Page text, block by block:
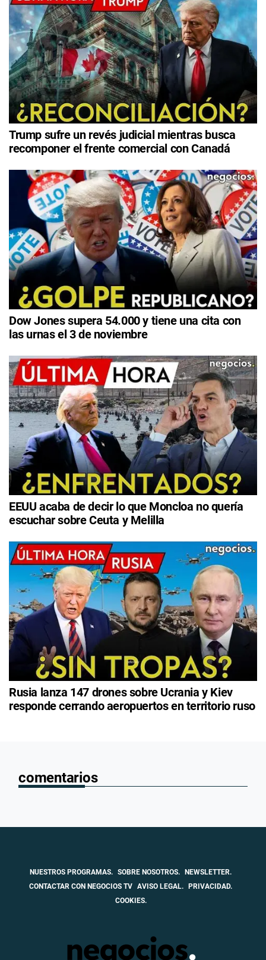
Trump sufre un revés judicial mientras busca
recomponer el frente comercial con Canadá
Dow Jones supera 54.000 y tiene una cita con
las urnas el 3 de noviembre
EEUU acaba de decir lo que Moncloa no quería
escuchar sobre Ceuta y Melilla
Rusia lanza 147 drones sobre Ucrania y Kiev
responde cerrando aeropuertos en territorio ruso
comentarios
NUESTROS PROGRAMAS. SOBRE NOSOTROS.
NEWSLETTER.
CONTACTAR CON NEGOCIOS TV AVISO LEGAL.
PRIVACIDAD.
COOKIES.